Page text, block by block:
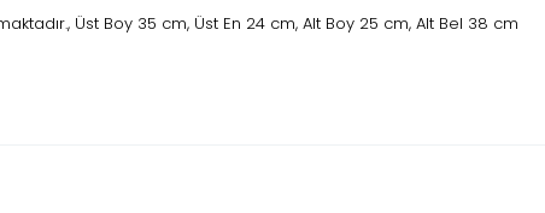
Üst Boy 35 cm, Üst En 24 cm, Alt Boy 25 cm, Alt Bel 38 cm